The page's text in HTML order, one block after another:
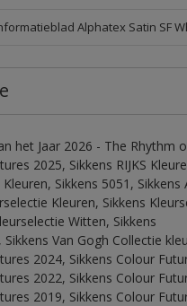
het Jaar 2026 - The Rhythm
2025, Sikkens RIJKS
Sikkens 5051, Sikkens
Kleuren, Sikkens
Witten, Sikkens
Van Gogh Collectie
2024, Sikkens Colour
2022, Sikkens Colour
2019, Sikkens Colour